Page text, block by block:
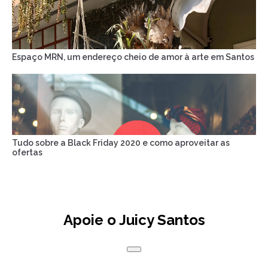
Espaço MRN, um endereço cheio de amor à arte em Santos
Tudo sobre a Black Friday 2020 e como aproveitar as
ofertas
Apoie o Juicy Santos